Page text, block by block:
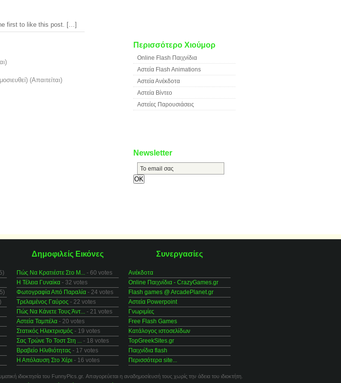
first to like this post. […]
(Απαιτείται)
Περισσότερο Χιούμορ
Online Flash Παιχνίδια
Αστεία Flash Animations
Αστεία Ανέκδοτα
Αστεία Βίντεο
Αστείες Παρουσιάσεις
Newsletter
Δημοφιλείς Εικόνες
Πώς Να Κρατιέστε Στο Μ... - 60 votes
Η Τέλεια Γυναίκα - 32 votes
Φωτογραφία Από Παραλία - 24 votes
Τρελαμένος Γαύρος - 22 votes
Πώς Να Κάνετε Τους Άντ... - 21 votes
Αστεία Ταμπέλα - 20 votes
Στατικός Ηλεκτρισμός - 19 votes
Σας Τρώνε Το Τοστ Στη ... - 18 votes
Βραβείο Ηλιθιότητας - 17 votes
Η Απόλαυση Στο Χέρι - 16 votes
Συνεργασίες
Ανέκδοτα
Online Παιχνίδια - CrazyGames.gr
Flash games @ ArcadePlanet.gr
Αστεία Powerpoint
Γνωριμίες
Free Flash Games
Κατάλογος ιστοσελίδων
TopGreekSites.gr
Παιχνίδια flash
Περισσότερα site...
ιδιοκτησία του FunnyPics.gr. Απαγορεύεται η αναδημοσίευσή τους χωρίς την άδεια του ιδιοκτήτη.